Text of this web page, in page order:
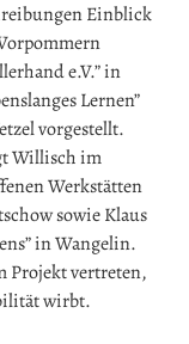
Einblick
e.V.” in
Lernen”
vorgestellt.
Willisch im
Werkstätten
sowie Klaus
in Wangelin.
Projekt vertreten,
wirbt.